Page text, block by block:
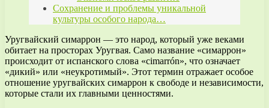
Сохранение и проблемы уникальной
культуры особого народа…
Уругвайский симаррон — это народ, который уже веками
обитает на просторах Уругвая. Само название «симаррон»
происходит от испанского слова «cimarrón», что означает
«дикий» или «неукротимый». Этот термин отражает особое
отношение уругвайских симаррон к свободе и независимости,
которые стали их главными ценностями.